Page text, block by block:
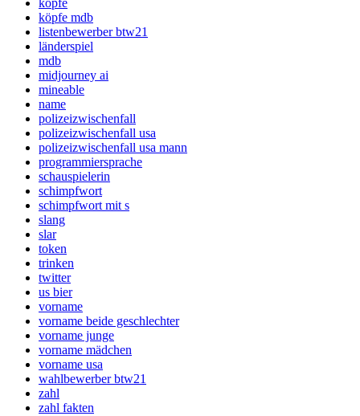
köpfe
köpfe mdb
listenbewerber btw21
länderspiel
mdb
midjourney ai
mineable
name
polizeizwischenfall
polizeizwischenfall usa
polizeizwischenfall usa mann
programmiersprache
schauspielerin
schimpfwort
schimpfwort mit s
slang
slar
token
trinken
twitter
us bier
vorname
vorname beide geschlechter
vorname junge
vorname mädchen
vorname usa
wahlbewerber btw21
zahl
zahl fakten